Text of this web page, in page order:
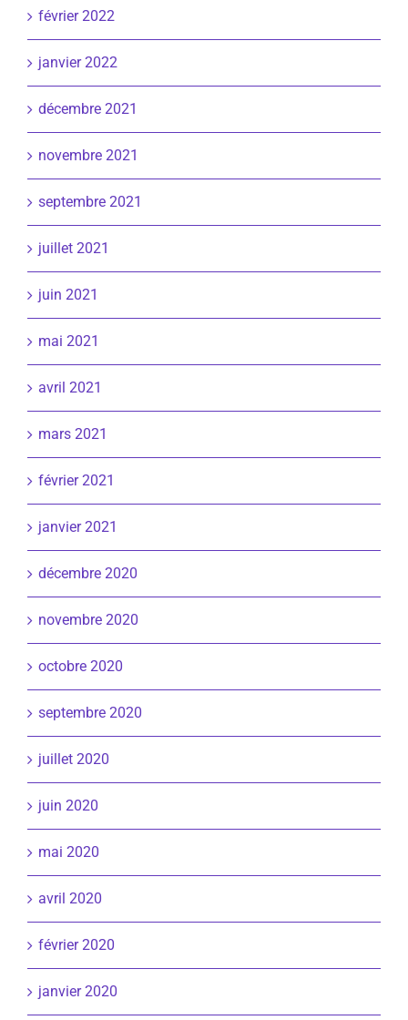
février 2022
janvier 2022
décembre 2021
novembre 2021
septembre 2021
juillet 2021
juin 2021
mai 2021
avril 2021
mars 2021
février 2021
janvier 2021
décembre 2020
novembre 2020
octobre 2020
septembre 2020
juillet 2020
juin 2020
mai 2020
avril 2020
février 2020
janvier 2020